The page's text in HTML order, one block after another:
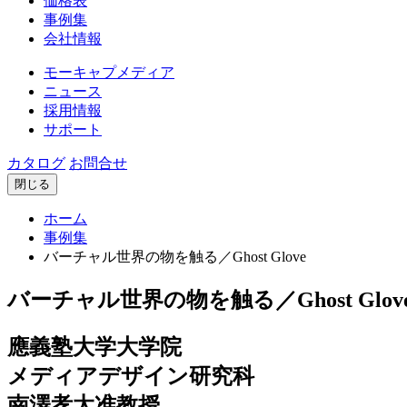
事例集
会社情報
モーキャプメディア
ニュース
採用情報
サポート
カタログ お問合せ
閉じる
ホーム
事例集
バーチャル世界の物を触る／Ghost Glove
バーチャル世界の物を触る／Ghost
應義塾大学大学院
メディアデザイン研究科